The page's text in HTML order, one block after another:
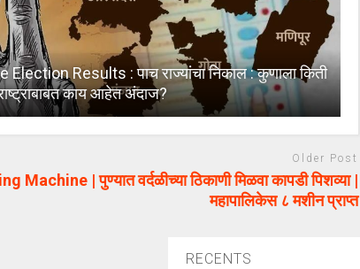
Election Results : पाच राज्यांचा निकाल : कुणाला किती
काय आहेत अंदाज?
Older Post
Machine | पुण्यात वर्दळीच्या ठिकाणी मिळवा कापडी पिशव्या |
महापालिकेस ८ मशीन प्राप्त
RECENTS